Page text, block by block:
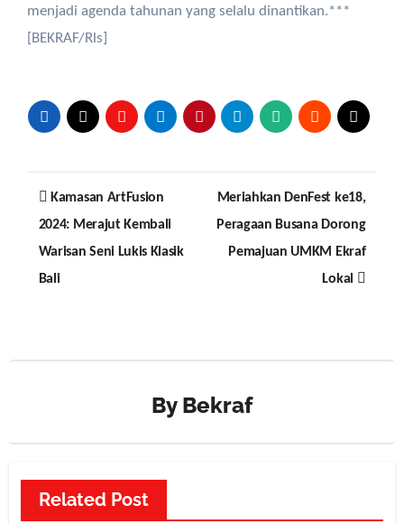
menjadi agenda tahunan yang selalu dinantikan.***
[BEKRAF/Rls]
Post
navigation
Kamasan ArtFusion
2024: Merajut Kembali
Warisan Seni Lukis Klasik
Bali
Meriahkan DenFest ke18,
Peragaan Busana Dorong
Pemajuan UMKM Ekraf
Lokal
By Bekraf
Related Post